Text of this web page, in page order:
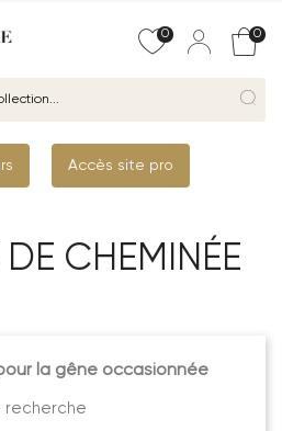
Accès site pro
0 0
CHEMINÉE
la gêne occasionnée
recherche